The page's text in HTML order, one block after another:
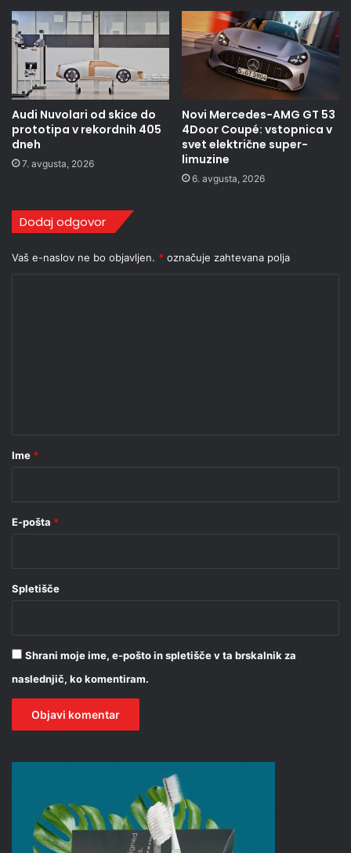
Audi Nuvolari od skice do
prototipa v rekordnih 405
dneh
7. avgusta, 2026
Novi Mercedes-AMG GT 53
4Door Coupé: vstopnica v
svet električne super-
limuzine
6. avgusta, 2026
Dodaj odgovor
Vaš e-naslov ne bo objavljen. * označuje zahtevana polja
rIme *
E-pošta *
Spletišče
Shrani moje ime, e-pošto in spletišče v ta brskalnik za
naslednjič, ko komentiram.